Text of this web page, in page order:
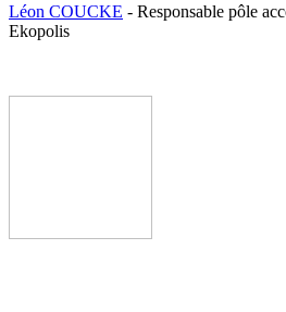
Léon COUCKE - Responsable pôle
Ekopolis